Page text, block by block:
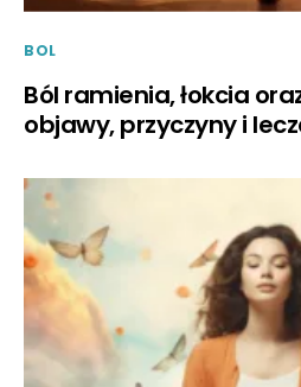
BOL
Ból ramienia, łokcia
objawy, przyczyny i